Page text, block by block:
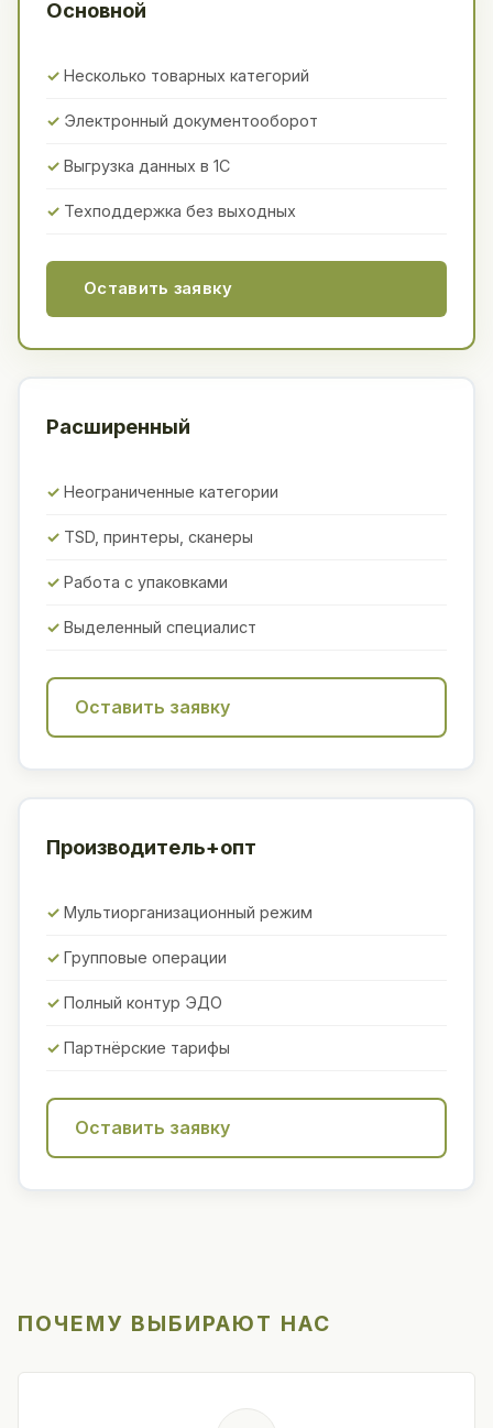
Основной
Несколько товарных категорий
Электронный документооборот
Выгрузка данных в 1С
Техподдержка без выходных
Оставить заявку
Расширенный
Неограниченные категории
TSD, принтеры, сканеры
Работа с упаковками
Выделенный специалист
Оставить заявку
Производитель+опт
Мультиорганизационный режим
Групповые операции
Полный контур ЭДО
Партнёрские тарифы
Оставить заявку
ПОЧЕМУ ВЫБИРАЮТ НАС